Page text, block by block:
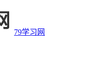
79学习网